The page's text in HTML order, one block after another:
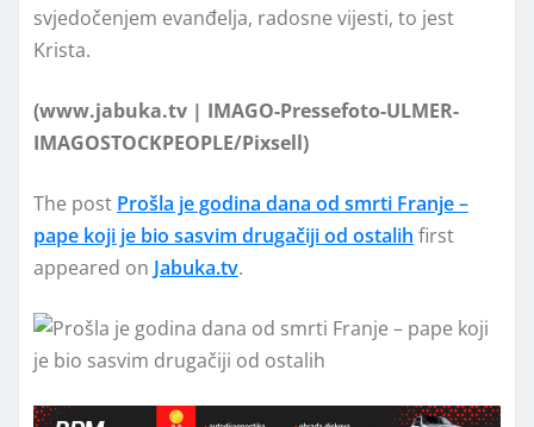
svjedočenjem evanđelja, radosne vijesti, to jest
Krista.
(www.jabuka.tv | IMAGO-Pressefoto-ULMER-
IMAGOSTOCKPEOPLE/Pixsell)
The post Prošla je godina dana od smrti Franje –
pape koji je bio sasvim drugačiji od ostalih first
appeared on Jabuka.tv.